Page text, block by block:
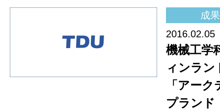
成果
2016.02.05
機械工学
ィンラン
「アー
プランド